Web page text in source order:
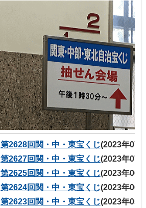
第2628回関・中・東宝くじ(2023年07
第2627回関・中・東宝くじ(2023年07
第2625回関・中・東宝くじ(2023年06
第2624回関・中・東宝くじ(2023年06
第2623回関・中・東宝くじ(2023年05